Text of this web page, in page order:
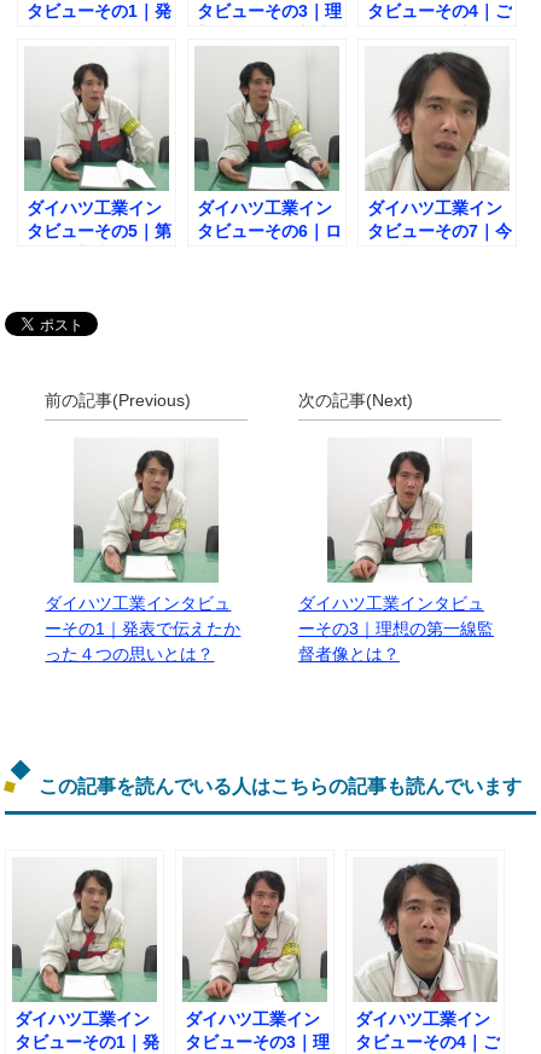
タビューその1｜発
タビューその3｜理
像とは？
タビューその4｜ご
きた理由とは？
ダイハツ工業イン
タビューその5｜第
ダイハツ工業イン
タビューその6｜ロ
ダイハツ工業イン
タビューその7｜今
前の記事(Previous)
ダイハツ工業インタビュ
ーその1｜発表で伝えたか
った４つの思いとは？
次の記事(Next)
ダイハツ工業インタビュ
ーその3｜理想の第一線監
督者像とは？
この記事を読んでいる人はこちらの記事も読んでいます
ダイハツ工業イン
タビューその1｜発
ダイハツ工業イン
タビューその3｜理
ダイハツ工業イン
タビューその4｜ご